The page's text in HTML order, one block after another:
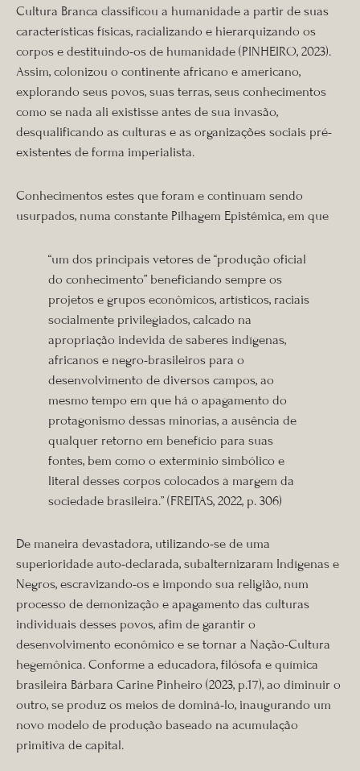
Cultura Branca classificou a humanidade a partir de suas
características físicas, racializando e hierarquizando os
corpos e destituindo-os de humanidade (PINHEIRO, 2023).
Assim, colonizou o continente africano e americano,
explorando seus povos, suas terras, seus conhecimentos
como se nada ali existisse antes de sua invasão,
desqualificando as culturas e as organizações sociais pré-
existentes de forma imperialista.
Conhecimentos estes que foram e continuam sendo
usurpados, numa constante Pilhagem Epistêmica, em que
“um dos principais vetores de “produção oficial
do conhecimento” beneficiando sempre os
projetos e grupos econômicos, artísticos, raciais
socialmente privilegiados, calcado na
apropriação indevida de saberes indígenas,
africanos e negro-brasileiros para o
desenvolvimento de diversos campos, ao
mesmo tempo em que há o apagamento do
protagonismo dessas minorias, a ausência de
qualquer retorno em benefício para suas
fontes, bem como o extermínio simbólico e
literal desses corpos colocados à margem da
sociedade brasileira.” (FREITAS, 2022, p. 306)
De maneira devastadora, utilizando-se de uma
superioridade auto-declarada, subalternizaram Indígenas e
Negros, escravizando-os e impondo sua religião, num
processo de demonização e apagamento das culturas
individuais desses povos, afim de garantir o
desenvolvimento econômico e se tornar a Nação-Cultura
hegemônica. Conforme a educadora, filósofa e química
brasileira Bárbara Carine Pinheiro (2023, p.17), ao diminuir o
outro, se produz os meios de dominá-lo, inaugurando um
novo modelo de produção baseado na acumulação
primitiva de capital.